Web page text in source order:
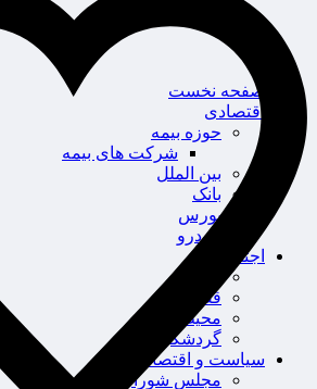
صفحه نخست
اقتصادی
حوزه بیمه
شرکت های بیمه
بین الملل
بانک
بورس
خودرو
اجتماعی
سلامت
قضایی
محیط زیست
گردشگری
سیاست و اقتصاد
مجلس شورای اسلامی